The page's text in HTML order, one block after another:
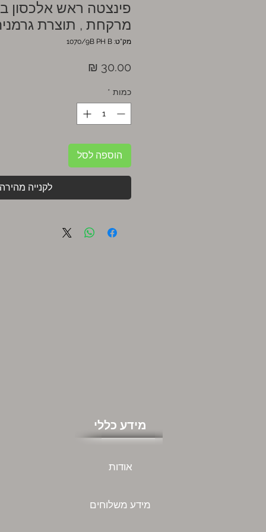
פינצטה ראש אלכסון
מרקחת , תוצרת
מק"ט: 1070/9B PH B
כמות *
הוספה לסל
לקנייה מהירה
מידע כללי
אודות
מידע משלוחים